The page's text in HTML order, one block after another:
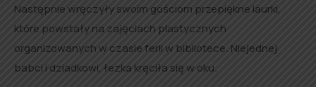
Następnie wręczyły swoim gościom przepiękne laurki,
które powstały na zajęciach plastycznych
organizowanych w czasie ferii w bibliotece. Niejednej
babci i dziadkowi, łezka kręciła się w oku.